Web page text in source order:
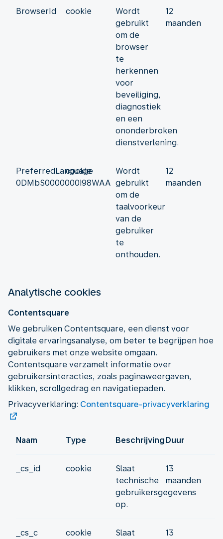
BrowserId cookie
Wordt
gebruikt
om de
browser
te
herkennen
voor
beveiliging,
diagnostiek
en een
ononderbroken
dienstverlening.
12
maanden
PreferredLanguage
0DMbS0000000i98WAA
cookie
Wordt
gebruikt
om de
taalvoorkeur
van de
gebruiker
te
onthouden.
12
maanden
Analytische cookies
Contentsquare
We gebruiken Contentsquare, een dienst voor
digitale ervaringsanalyse, om beter te begrijpen hoe
gebruikers met onze website omgaan.
Contentsquare verzamelt informatie over
gebruikersinteracties, zoals paginaweergaven,
klikken, scrollgedrag en navigatiepaden.
Privacyverklaring: Contentsquare-privacyverklaring
Naam Type BeschrijvingDuur
_cs_id cookie
Slaat
technische
gebruikersgegevens
op.
13
maanden
_cs_c cookie
Slaat
13